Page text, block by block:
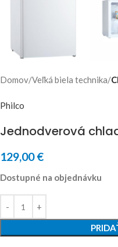
Domov Veľká biela technika
Philco
Jednodverová
129,00€
Dostupné na objednávku